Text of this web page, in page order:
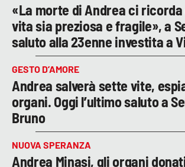
«La morte di Andrea ci ricorda
vita sia preziosa e fragile», a
saluto alla 23enne investita a
GESTO D’AMORE
Andrea salverà sette vite,
organi. Oggi l’ultimo saluto a
Bruno
NUOVA SPERANZA
Andrea Minasi, gli organi